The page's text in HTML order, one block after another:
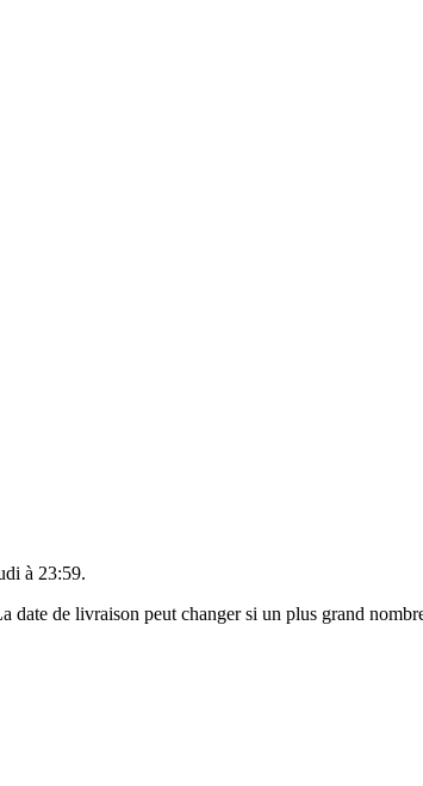
à 23:59.
de livraison peut changer si un plus grand